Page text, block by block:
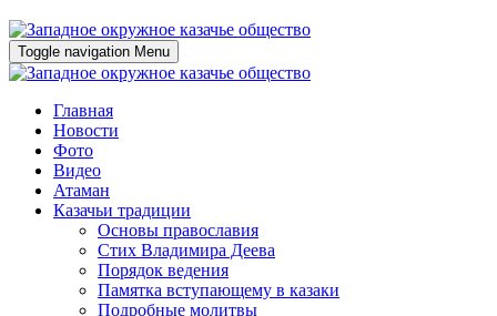
Toggle navigation Menu
Главная
Новости
Фото
Видео
Атаман
Казачьи традиции
Основы православия
Стих Владимира Деева
Порядок ведения
Памятка вступающему в казаки
Подробные молитвы